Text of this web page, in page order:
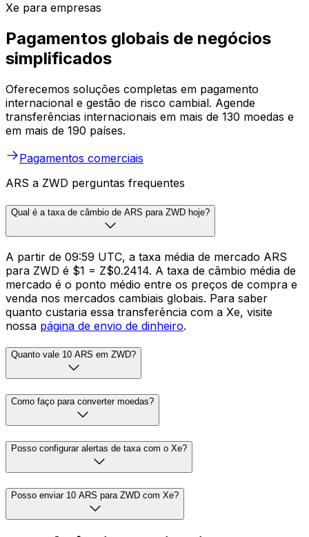
Xe para empresas
Pagamentos globais de negócios
simplificados
Oferecemos soluções completas em pagamento
internacional e gestão de risco cambial. Agende
transferências internacionais em mais de 130 moedas e
em mais de 190 países.
Pagamentos comerciais
ARS a ZWD perguntas frequentes
Qual é a taxa de câmbio de ARS para ZWD hoje?
A partir de 09:59 UTC, a taxa média de mercado ARS
para ZWD é $1 = Z$0.2414. A taxa de câmbio média de
mercado é o ponto médio entre os preços de compra e
venda nos mercados cambiais globais. Para saber
quanto custaria essa transferência com a Xe, visite
nossa página de envio de dinheiro.
Quanto vale 10 ARS em ZWD?
Como faço para converter moedas?
Posso configurar alertas de taxa com o Xe?
Posso enviar 10 ARS para ZWD com Xe?